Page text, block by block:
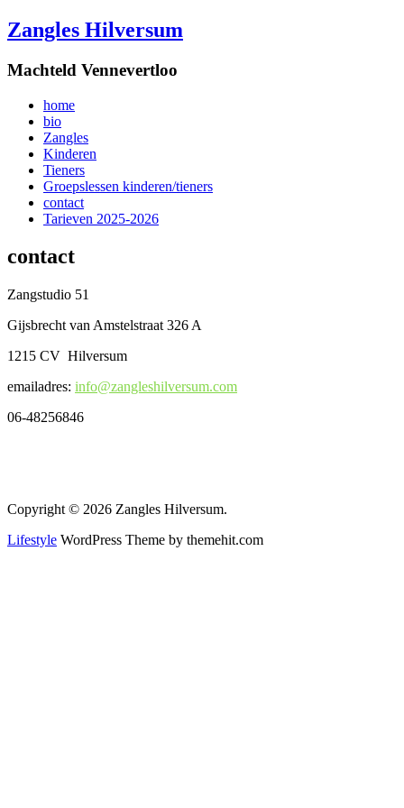
Zangles Hilversum
Machteld Vennevertloo
home
bio
Zangles
Kinderen
Tieners
Groepslessen kinderen/tieners
contact
Tarieven 2025-2026
contact
Zangstudio 51
Gijsbrecht van Amstelstraat 326 A
1215 CV Hilversum
emailadres: info@zangleshilversum.com
06-48256846
Copyright © 2026 Zangles Hilversum.
Lifestyle WordPress Theme by themehit.com